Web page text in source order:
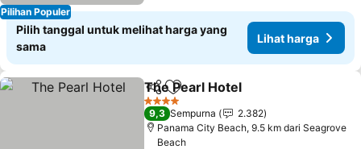
Pilihan Populer
Pilih tanggal untuk melihat harga yang
sama
Lihat harga
BagikanTambahkan ke favorit
The Pearl Hotel
4 Bintang
9,3 Sempurna
2.382
Panama City Beach, 9.5 km dari Seagrove
Beach